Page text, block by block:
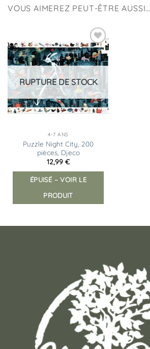
VOUS AIMEREZ PEUT-ÊTRE AUSSI…
Ajouter
à la
liste
d’envies
RUPTURE DE STOCK
4-7 ANS
Puzzle Night City, 200
pièces, Djeco
12,99 €
ÉPUISÉ – VOIR LE
PRODUIT